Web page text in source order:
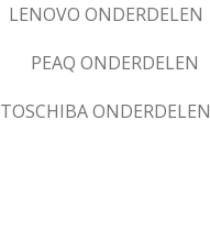
LENOVO ONDERDELEN
PEAQ ONDERDELEN
TOSCHIBA ONDERDELEN